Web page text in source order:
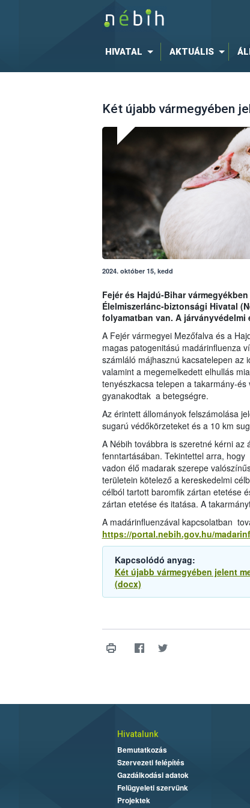
HIVATAL AKTUÁLIS
Két újabb vármegyében
2024. október 15, kedd
Fejér és Hajdú-Bihar
Élelmiszerlánc-biztonsági Hivatal
folyamatban van. A
A Fejér vármegyei Mezőfalva és a
magas patogenitású madárinfluenza
számláló májhasznú kacsatelepen az
valamint a megemelkedett elhullás
tenyészkacsa telepen a takarmány-
gyanakodtak a betegségre.
Az érintett állományok felszámolása
sugarú védőkörzeteket és a 10 km
A Nébih továbbra is szeretné kérni az
fenntartásában. Tekintettel arra,
vadon élő madarak szerepe
területein kötelező a kereskedelmi
célból tartott baromfik zártan etetése
zártan etetése és itatása. A
A madárinfluenzával kapcsolatban
https://portal.nebih.gov.hu/
Kapcsolódó anyag:
Két újabb vármegyében jelent
(docx)
Hivatalunk
Bemutatkozás
Szervezeti felépítés
Gazdálkodási adatok
Felügyeleti szervünk
Projektek